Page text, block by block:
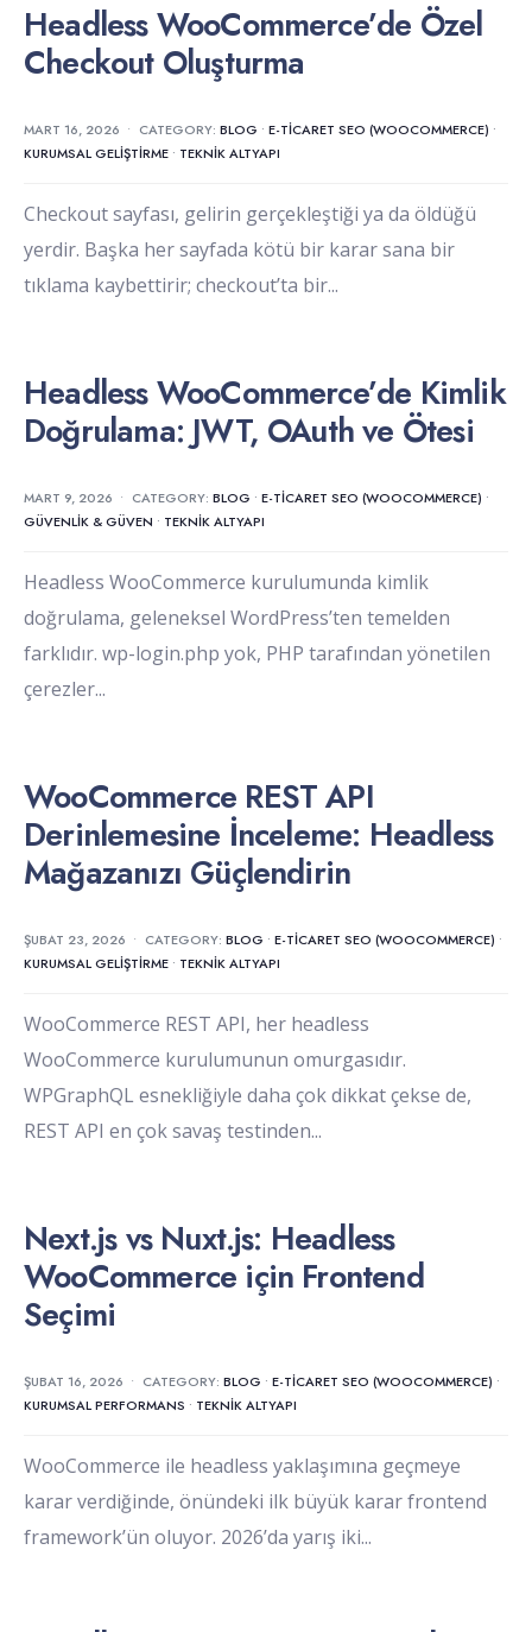
Headless WooCommerce’de Özel
Checkout Oluşturma
MART 16, 2026 • CATEGORY: BLOG • E-TICARET SEO (WOOCOMMERCE) •
KURUMSAL GELIŞTIRME • TEKNIK ALTYAPI
Checkout sayfası, gelirin gerçekleştiği ya da öldüğü
yerdir. Başka her sayfada kötü bir karar sana bir
tıklama kaybettirir; checkout’ta bir...
Headless WooCommerce’de Kimlik
Doğrulama: JWT, OAuth ve Ötesi
MART 9, 2026 • CATEGORY: BLOG • E-TICARET SEO (WOOCOMMERCE) •
GÜVENLIK & GÜVEN • TEKNIK ALTYAPI
Headless WooCommerce kurulumunda kimlik
doğrulama, geleneksel WordPress’ten temelden
farklıdır. wp-login.php yok, PHP tarafından yönetilen
çerezler...
WooCommerce REST API
Derinlemesine İnceleme: Headless
Mağazanızı Güçlendirin
ŞUBAT 23, 2026 • CATEGORY: BLOG • E-TICARET SEO (WOOCOMMERCE) •
KURUMSAL GELIŞTIRME • TEKNIK ALTYAPI
WooCommerce REST API, her headless
WooCommerce kurulumunun omurgasıdır.
WPGraphQL esnekliğiyle daha çok dikkat çekse de,
REST API en çok savaş testinden...
Next.js vs Nuxt.js: Headless
WooCommerce için Frontend
Seçimi
ŞUBAT 16, 2026 • CATEGORY: BLOG • E-TICARET SEO (WOOCOMMERCE) •
KURUMSAL PERFORMANS • TEKNIK ALTYAPI
WooCommerce ile headless yaklaşımına geçmeye
karar verdiğinde, önündeki ilk büyük karar frontend
framework’ün oluyor. 2026’da yarış iki...